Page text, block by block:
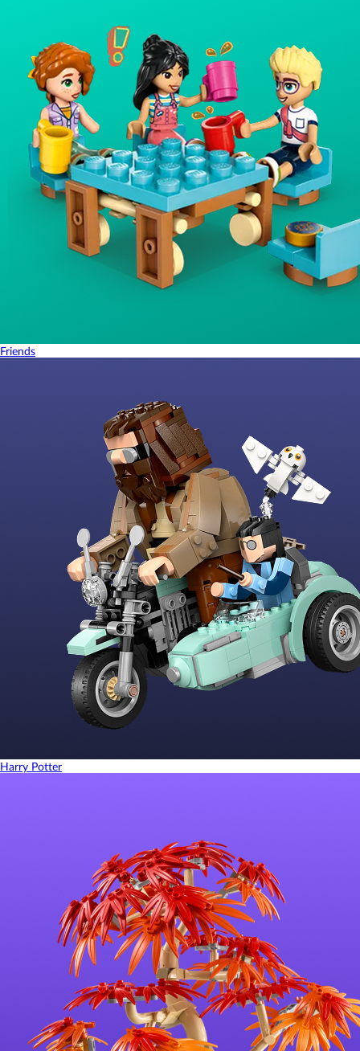
Friends
Harry Potter